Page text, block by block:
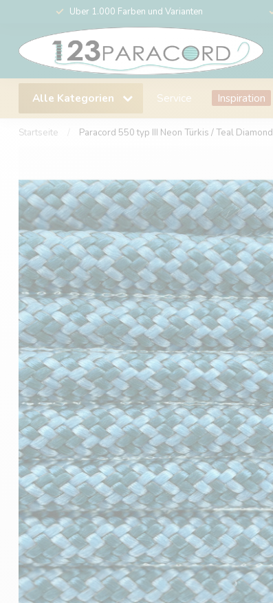
Über 1.000 Farben und Varianten
Alle Kategorien Service Inspiration
Startseite Paracord 550 typ III Neon Türkis / Teal Diamond